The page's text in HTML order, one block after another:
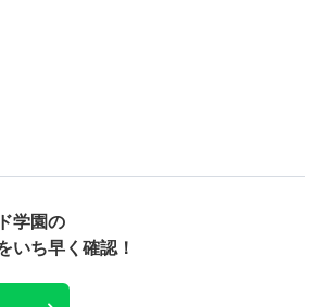
学園の
いち早く確認！